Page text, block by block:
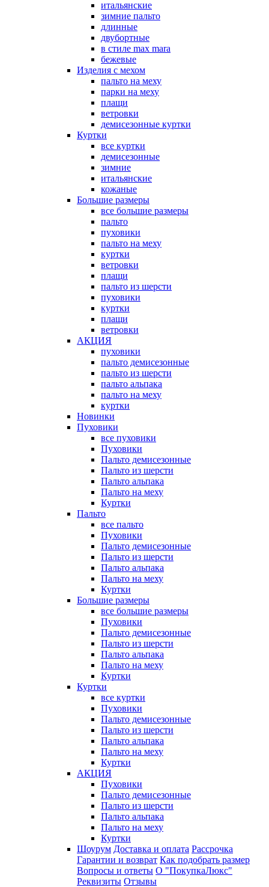
итальянские
зимние пальто
длинные
двубортные
в стиле max mara
бежевые
Изделия с мехом
пальто на меху
парки на меху
плащи
ветровки
демисезонные куртки
Куртки
все куртки
демисезонные
зимние
итальянские
кожаные
Большие размеры
все большие размеры
пальто
пуховики
пальто на меху
куртки
ветровки
плащи
пальто из шерсти
пуховики
куртки
плащи
ветровки
АКЦИЯ
пуховики
пальто демисезонные
пальто из шерсти
пальто альпака
пальто на меху
куртки
Новинки
Пуховики
все пуховики
Пуховики
Пальто демисезонные
Пальто из шерсти
Пальто альпака
Пальто на меху
Куртки
Пальто
все пальто
Пуховики
Пальто демисезонные
Пальто из шерсти
Пальто альпака
Пальто на меху
Куртки
Большие размеры
все большие размеры
Пуховики
Пальто демисезонные
Пальто из шерсти
Пальто альпака
Пальто на меху
Куртки
Куртки
все куртки
Пуховики
Пальто демисезонные
Пальто из шерсти
Пальто альпака
Пальто на меху
Куртки
АКЦИЯ
Пуховики
Пальто демисезонные
Пальто из шерсти
Пальто альпака
Пальто на меху
Куртки
Шоурум Доставка и оплата Рассрочка
Гарантии и возврат Как подобрать размер
Вопросы и ответы О "ПокупкаЛюкс"
Реквизиты Отзывы